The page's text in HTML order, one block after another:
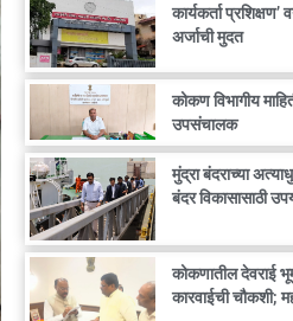
कार्यकर्ता
अर्जाची मुदत
कोकण विभागीय
उपसंचालक
मुंद्रा बंदराच्या
बंदर विकासासाठी
कोकणातील देवराई
कारवाईची चौकशी;